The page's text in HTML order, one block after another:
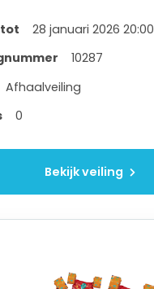
28 januari 2026 20:00
10287
Afhaalveiling
0
Bekijk veiling